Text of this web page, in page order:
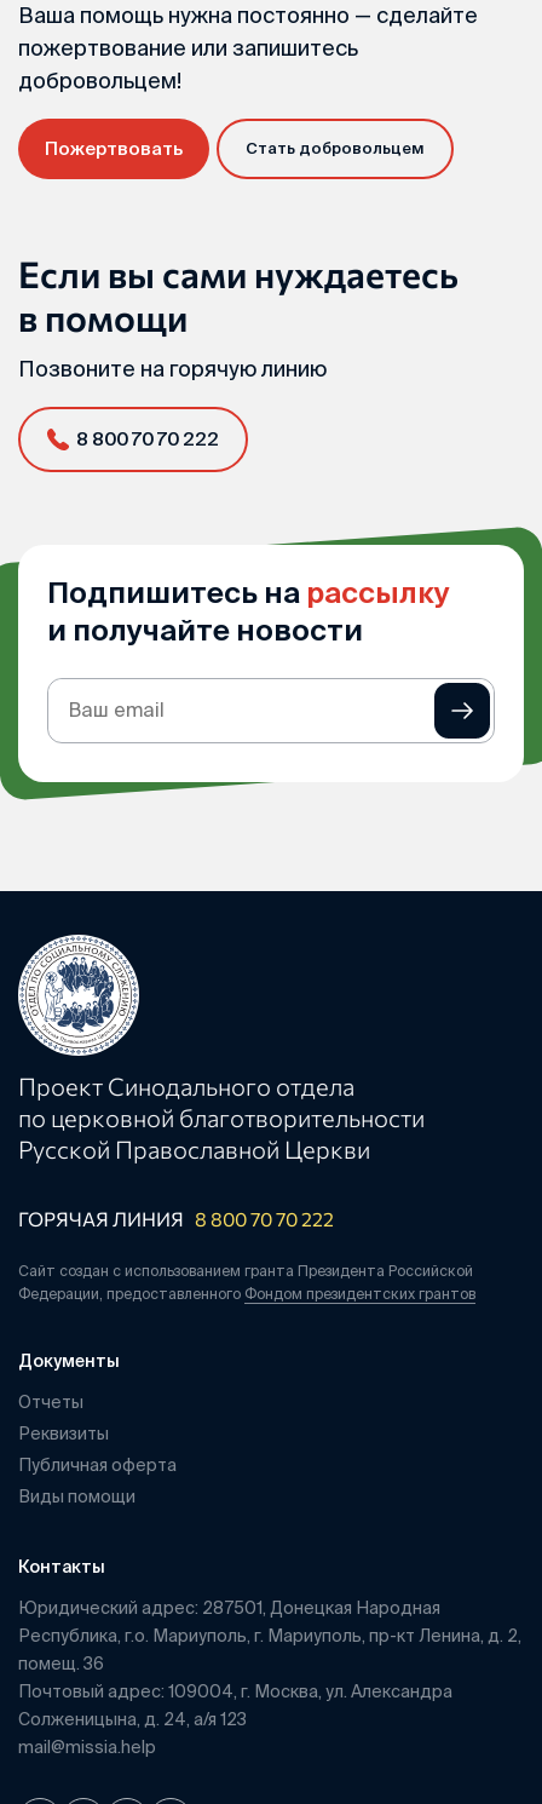
Ваша помощь нужна постоянно — сделайте
пожертвование или запишитесь
добровольцем!
Пожертвовать Стать добровольцем
Если вы сами нуждаетесь
в помощи
Позвоните на горячую линию
8 800 70 70 222
Подпишитесь на рассылку
и получайте новости
Подписка
на
Проект Синодального отдела
по церковной благотворительности
Русской Православной Церкви
ГОРЯЧАЯ ЛИНИЯ 8 800 70 70 222
Сайт создан с использованием гранта Президента Российской
Федерации, предоставленного Фондом президентских грантов
Документы
Отчеты
Реквизиты
Публичная оферта
Виды помощи
Контакты
Юридический адрес: 287501, Донецкая Народная
Республика, г.о. Мариуполь, г. Мариуполь, пр-кт Ленина, д. 2,
помещ. 36
Почтовый адрес: 109004, г. Москва, ул. Александра
Солженицына, д. 24, а/я 123
mail@missia.help